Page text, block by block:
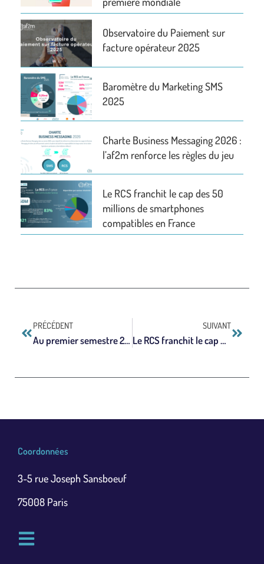
Observatoire du Paiement sur
facture opérateur 2025
Baromètre du Marketing SMS
2025
Charte Business Messaging 2026 :
l’af2m renforce les règles du jeu
Le RCS franchit le cap des 50
millions de smartphones
compatibles en France
PRÉCÉDENT
Au premier semestre 2025, la TV segmentée est entrée dans une phase de consolidation
SUIVANT
Le RCS franchit le cap des 50 millions de smartphones compatibles en France
Coordonnées
3-5 rue Joseph Sansboeuf
75008 Paris